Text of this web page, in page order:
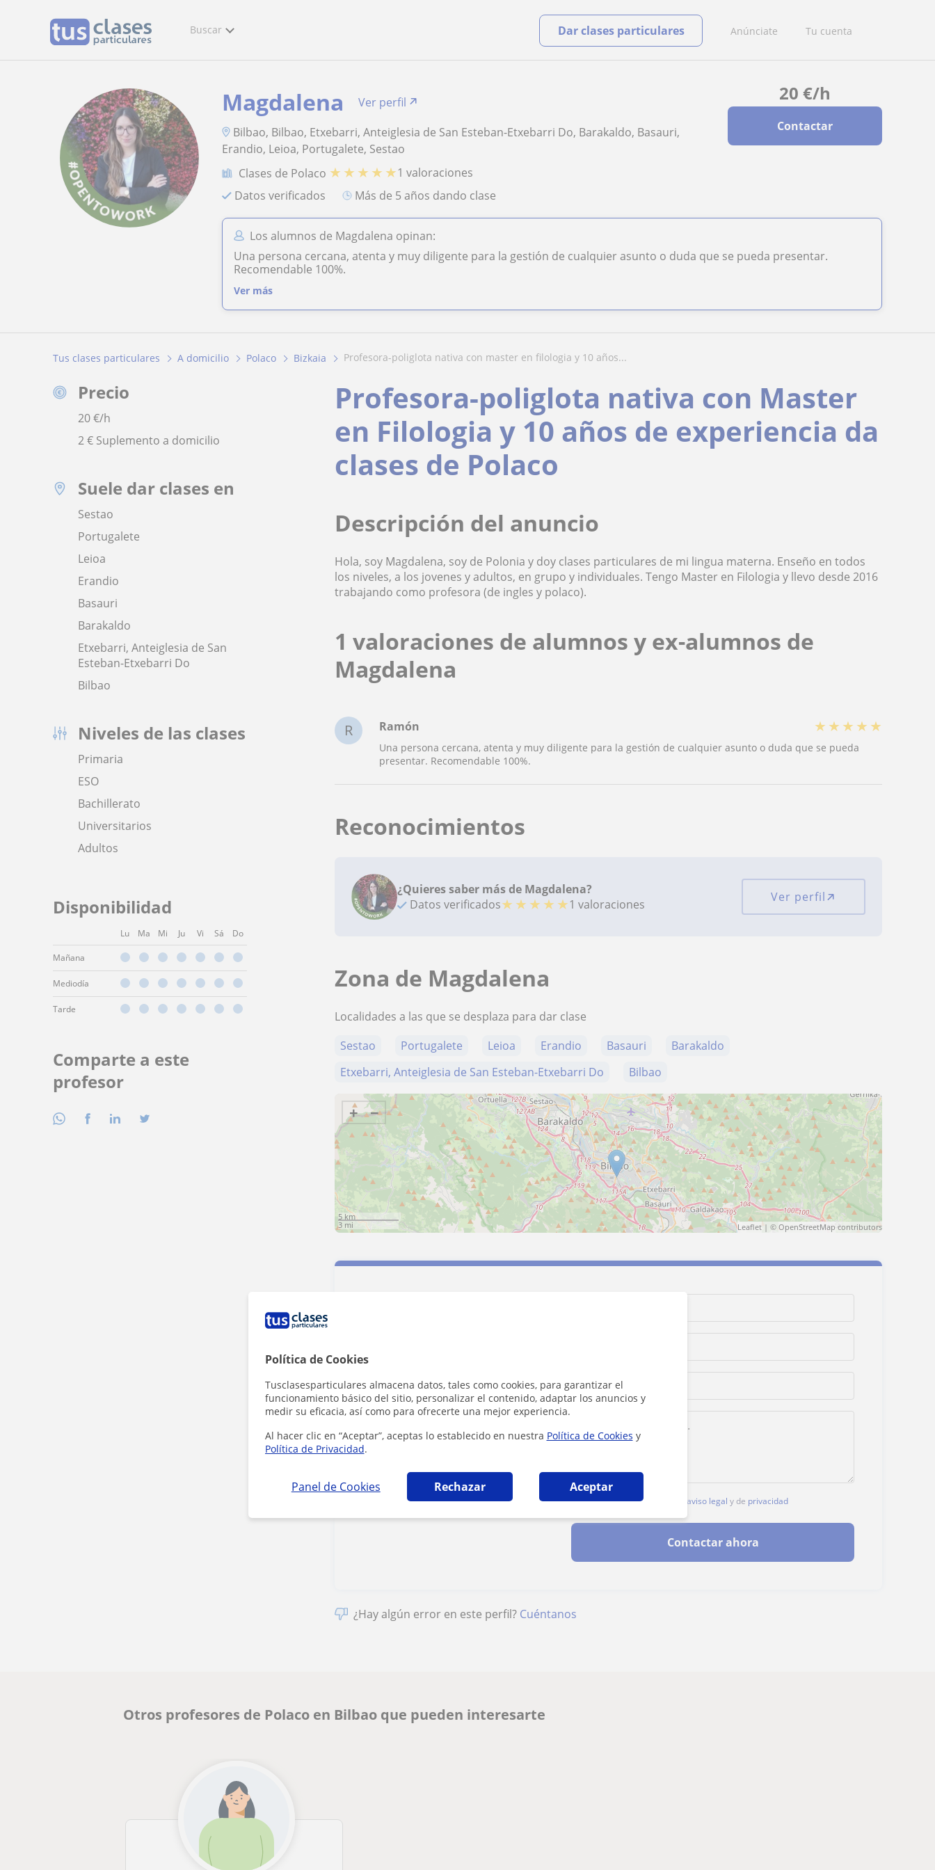
Política de Cookies
Tusclasesparticulares almacena datos, tales como cookies, para garantizar el
funcionamiento básico del sitio, personalizar el contenido, adaptar los anuncios y
medir su eficacia, así como para ofrecerte una mejor experiencia.
Al hacer clic en “Aceptar”, aceptas lo establecido en nuestra Política de Cookies y
Política de Privacidad.
Panel de Cookies Rechazar Aceptar
Buscar Anúnciate Tu cuenta
Dar clases particulares
20 €/h
Contactar
Magdalena
Ver perfil
Bilbao, Bilbao, Etxebarri, Anteiglesia de San Esteban-Etxebarri Do, Barakaldo, Basauri,
Erandio, Leioa, Portugalete, Sestao
Clases de Polaco ★ ★ ★ ★ ★1 valoraciones
Datos verificados
más de 5 años dando clase
Los alumnos de Magdalena opinan:
Una persona cercana, atenta y muy diligente para la gestión de cualquier asunto o duda que se pueda presentar.
Recomendable 100%.
Ver más
Tus clases particulares A domicilio Polaco Bizkaia profesora-poliglota nativa con master en filologia y 10 años...
Precio
20€/h
2 € Suplemento a domicilio
Suele dar clases en
Sestao
Portugalete
Leioa
Erandio
Basauri
Barakaldo
Etxebarri, Anteiglesia de San
Esteban-Etxebarri Do
Bilbao
Niveles de las clases
Primaria
ESO
Bachillerato
Universitarios
Adultos
Disponibilidad
Lu Ma Mi Ju Vi Sá Do
Mañana
Mediodía
Tarde
Comparte a este
profesor
Profesora-poliglota nativa con Master
en Filologia y 10 años de experiencia da
clases de Polaco
Descripción del anuncio
Hola, soy Magdalena, soy de Polonia y doy clases particulares de mi lingua materna. Enseño en todos
los niveles, a los jovenes y adultos, en grupo y individuales. Tengo Master en Filologia y llevo desde 2016
trabajando como profesora (de ingles y polaco).
1 valoraciones de alumnos y ex-alumnos de
Magdalena
R Ramón ★ ★ ★ ★ ★
Una persona cercana, atenta y muy diligente para la gestión de cualquier asunto o duda que se pueda
presentar. Recomendable 100%.
Reconocimientos
¿Quieres saber más de Magdalena?
Datos verificados★ ★ ★ ★ ★1 valoraciones Ver perfil
Zona de Magdalena
Localidades a las que se desplaza para dar clase
Sestao
Portugalete Leioa Erandio Basauri
Barakaldo
Etxebarri, Anteiglesia de San Esteban-Etxebarri Do
Bilbao
+ −
5 km
3 mi
Leaflet| © OpenStreetMap contributors
Al hacer clic, aceptas nuestro aviso legal y de privacidad
Contactar ahora
¿Hay algún error en este perfil? Cuéntanos
Otros profesores de Polaco en Bilbao que pueden interesarte